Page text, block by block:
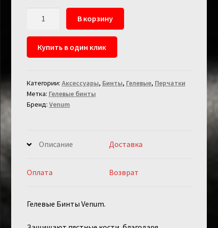
Количество
Гелевые
Бинты
В корзину
Купить в один клик
Категории: Аксессуары, Бинты, Гелевые, Перчатки
Метка: Гелевые бинты
Бренд: Venum
Описание Доставка
Оплата Возврат
Гелевые Бинты Venum.